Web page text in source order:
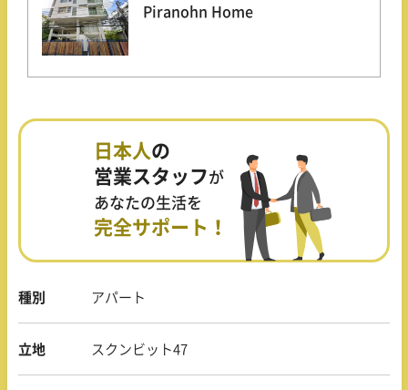
Piranohn Home
種別 アパート
立地 スクンビット47
日本人 の
営業スタッフが
あなたの生活を
完全サポート！